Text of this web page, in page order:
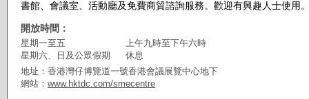
書館、會議室、活動廳及免費商貿諮詢服務。歡迎有興趣人士使用
開放時間：
星期一至五
上午九時至下午六時
星期六、日及公眾假期
休息
地址：香港灣仔博覽道一號香港會議展覽中心地下
網站： www.hktdc.com/smecentre